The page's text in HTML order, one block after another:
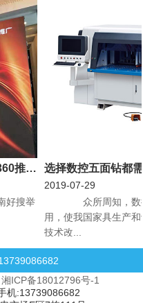
湘雕数控赴【聚变·新生】2019年360推广新客户见面会机械行业专场会议
好搜举
选择数控五面钻都
2019-07-29
众所周知，数
用，使我国家具生产
技术改...
湘ICP备18012796号-1
机:13739086682